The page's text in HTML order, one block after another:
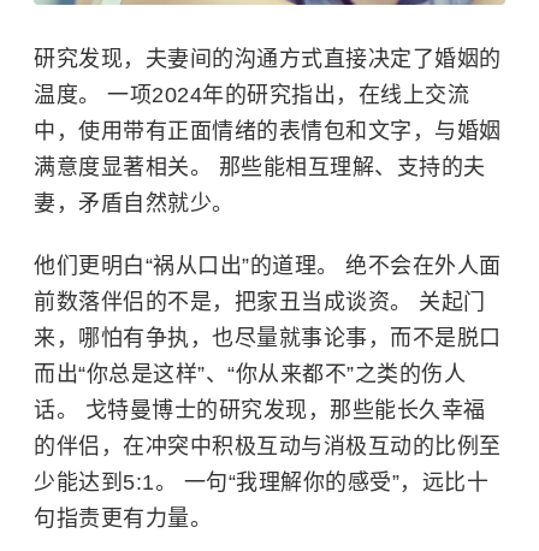
研究发现，夫妻间的沟通方式直接决定了婚姻的
温度。 一项2024年的研究指出，在线上交流
中，使用带有正面情绪的表情包和文字，与婚姻
满意度显著相关。 那些能相互理解、支持的夫
妻，矛盾自然就少。
他们更明白“祸从口出”的道理。 绝不会在外人面
前数落伴侣的不是，把家丑当成谈资。 关起门
来，哪怕有争执，也尽量就事论事，而不是脱口
而出“你总是这样”、“你从来都不”之类的伤人
话。 戈特曼博士的研究发现，那些能长久幸福
的伴侣，在冲突中积极互动与消极互动的比例至
少能达到5:1。 一句“我理解你的感受”，远比十
句指责更有力量。